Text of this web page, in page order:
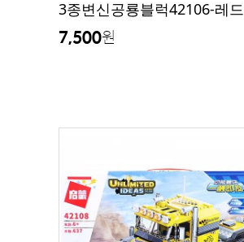
3종변신공룡블럭42106-레드
7,500원